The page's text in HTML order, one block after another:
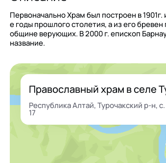
Первоначально Храм был построен в
е годы прошлого столетия, а из его
общине верующих. В 2000 г. епископ
название.
Православный храм в селе
Республика Алтай, Турочакский р-н,
17